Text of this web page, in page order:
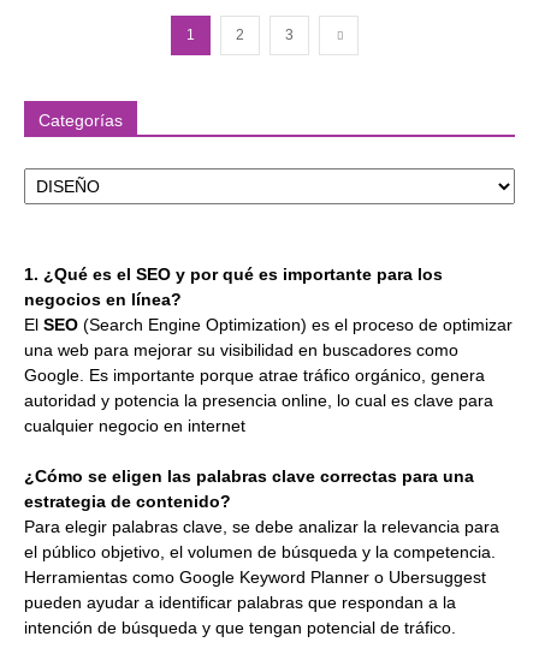
1 2 3
Categorías
Categorías
1. ¿Qué es el SEO y por qué es importante para los
negocios en línea?
El SEO (Search Engine Optimization) es el proceso de optimizar
una web para mejorar su visibilidad en buscadores como
Google. Es importante porque atrae tráfico orgánico, genera
autoridad y potencia la presencia online, lo cual es clave para
cualquier negocio en internet
¿Cómo se eligen las palabras clave correctas para una
estrategia de contenido?
Para elegir palabras clave, se debe analizar la relevancia para
el público objetivo, el volumen de búsqueda y la competencia.
Herramientas como Google Keyword Planner o Ubersuggest
pueden ayudar a identificar palabras que respondan a la
intención de búsqueda y que tengan potencial de tráfico.